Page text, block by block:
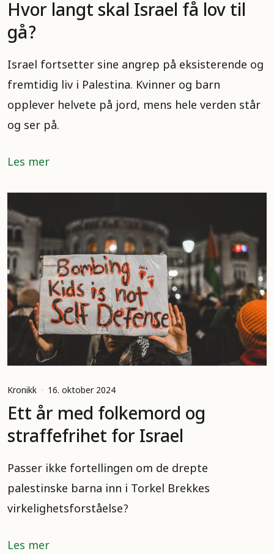
Hvor langt skal Israel få lov til
gå?
Israel fortsetter sine angrep på eksisterende og
fremtidig liv i Palestina. Kvinner og barn
opplever helvete på jord, mens hele verden står
og ser på.
Les mer
Kronikk 16. oktober 2024
Ett år med folkemord og
straffefrihet for Israel
Passer ikke fortellingen om de drepte
palestinske barna inn i Torkel Brekkes
virkelighetsforståelse?
Les mer